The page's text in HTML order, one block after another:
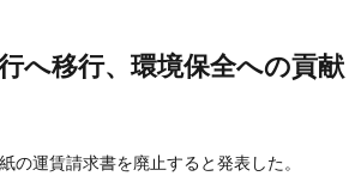
の運賃請求書を廃止すると発表した。